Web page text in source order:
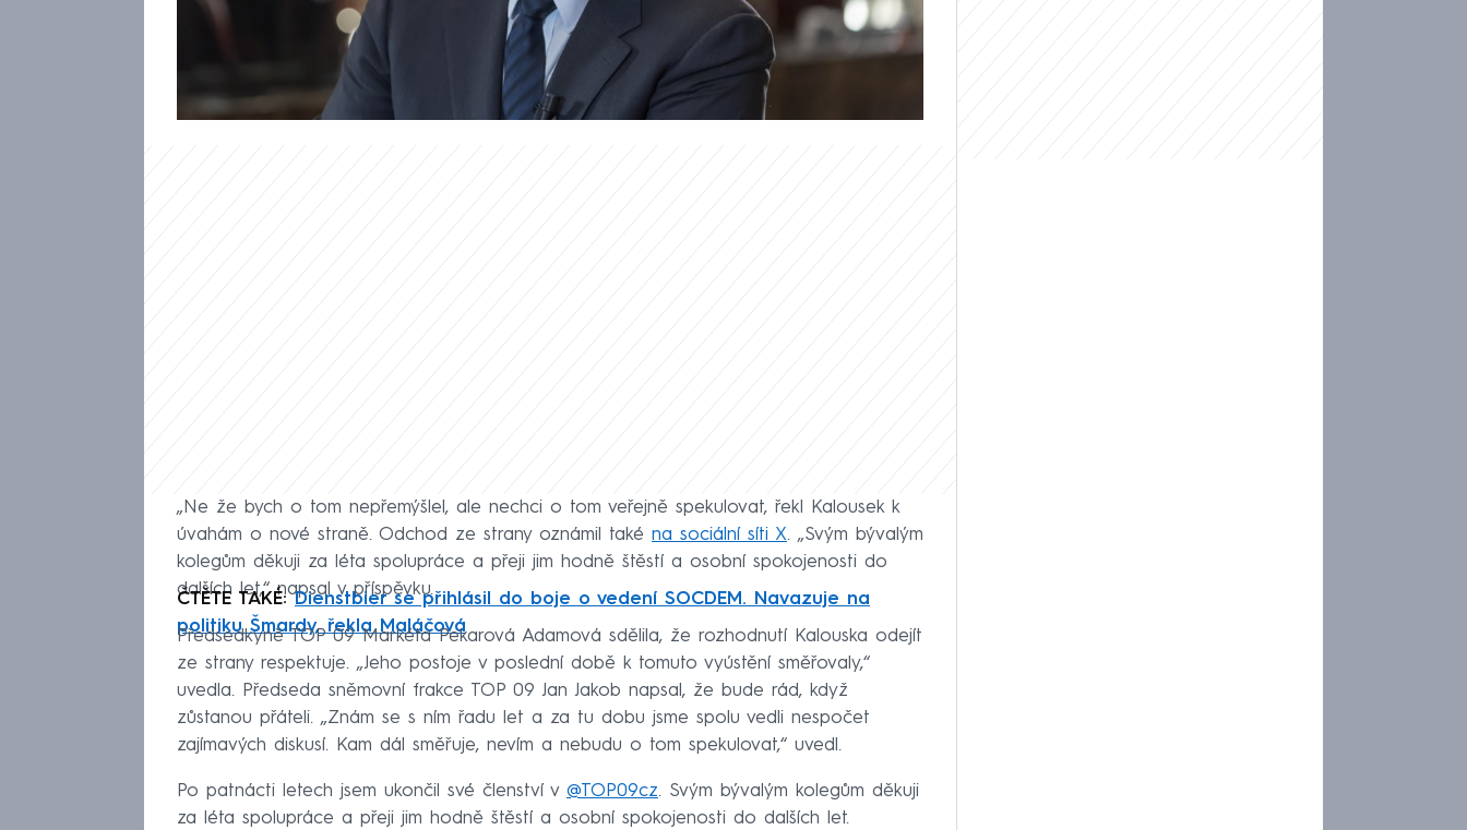
Kalousek v roce 2021 složil po více než dvou desítkách let ve
Sněmovně mandát poslance a stáhl se z aktivní politiky. Vysvětlil to
uvolněním prostoru pro vznikající koalici Spolu (ODS, KDU-ČSL a TOP
09). Vládu jako bývalý ministr financí kritizuje za ekonomickou politiku.
„Ne že bych o tom nepřemýšlel, ale nechci o tom veřejně spekulovat, řekl Kalousek k
úvahám o nové straně. Odchod ze strany oznámil také na sociální síti X. „Svým bývalým
kolegům děkuji za léta spolupráce a přeji jim hodně štěstí a osobní spokojenosti do
dalších let,“ napsal v příspěvku.
ČTĚTE TAKÉ:Dienstbier se přihlásil do boje o vedení SOCDEM. Navazuje na
politiku Šmardy, řekla Maláčová
Předsedkyně TOP 09 Markéta Pekarová Adamová sdělila, že rozhodnutí Kalouska odejít
ze strany respektuje. „Jeho postoje v poslední době k tomuto vyústění směřovaly,“
uvedla. Předseda sněmovní frakce TOP 09 Jan Jakob napsal, že bude rád, když
zůstanou přáteli. „Znám se s ním řadu let a za tu dobu jsme spolu vedli nespočet
zajímavých diskusí. Kam dál směřuje, nevím a nebudu o tom spekulovat,“ uvedl.
Po patnácti letech jsem ukončil své členství v @TOP09cz. Svým bývalým kolegům děkuji
za léta spolupráce a přeji jim hodně štěstí a osobní spokojenosti do dalších let.